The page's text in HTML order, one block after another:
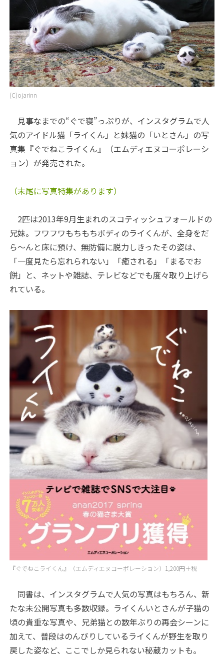
(C)ojarinn
見事なまでの“ぐで寝”っぷりが、インスタグラムで人
気のアイドル猫「ライくん」と妹猫の「いとさん」の写
真集『ぐでねこライくん』（エムディエヌコーポレーシ
ョン）が発売された。
（末尾に写真特集があります）
2匹は2013年9月生まれのスコティッシュフォールドの
兄妹。フワフワもちもちボディのライくんが、全身をだ
ら～んと床に預け、無防備に脱力しきったその姿は、
「一度見たら忘れられない」「癒される」「まるでお
餅」と、ネットや雑誌、テレビなどでも度々取り上げら
れている。
『ぐでねこライくん』（エムディエヌコーポレーション）1,200円＋税
同書は、インスタグラムで人気の写真はもちろん、新
たな未公開写真も多数収録。ライくんいとさんが子猫の
頃の貴重な写真や、兄弟猫との数年ぶりの再会シーンに
加えて、普段はのんびりしているライくんが野生を取り
戻した姿など、ここでしか見られない秘蔵カットも。